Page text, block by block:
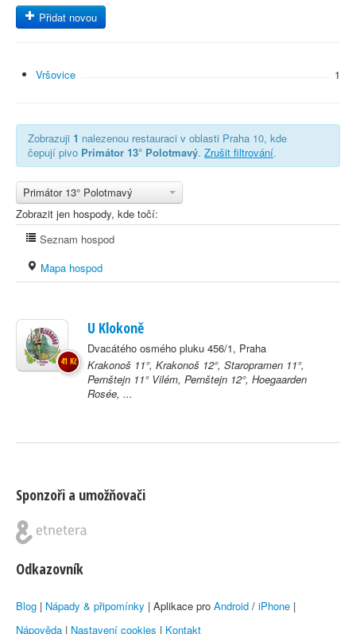
Přidat novou
Vršovice 1
Zobrazuji 1 nalezenou restauraci v oblasti Praha 10, kde
čepují pivo Primátor 13° Polotmavý. Zrušit filtrování.
Primátor 13° Polotmavý
Zobrazit jen hospody, kde točí:
Seznam hospod
Mapa hospod
U Klokoně
Dvacátého osmého pluku 456/1, Praha
Krakonoš 11°, Krakonoš 12°, Staropramen 11°,
Pernštejn 11° Vilém, Pernštejn 12°, Hoegaarden
Rosée, ...
41 Kč
Sponzoři a umožňovači
Odkazovník
Blog | Nápady & připomínky | Aplikace pro Android / iPhone |
Nápověda | Nastavení cookies | Kontakt